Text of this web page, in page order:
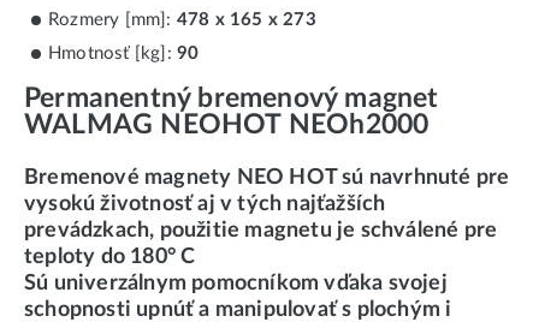
Rozmery [mm]: 478 x 165 x 273
Hmotnosť [kg]: 90
Permanentný bremenový magnet
WALMAG NEOHOT NEOh2000
Bremenové magnety NEO HOT sú navrhnuté pre
vysokú životnosť aj v tých najťažších
prevádzkach, použitie magnetu je schválené pre
teploty do 180° C
Sú univerzálnym pomocníkom vďaka svojej
schopnosti upnúť a manipulovať s plochým i